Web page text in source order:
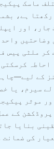
ماسک
ہے،
جار، اور
وضاحتیں
کر ملٹی پیس
احاطہ
کے
سیرم، یا
موثر
کے
بنایا
کی ضمانت